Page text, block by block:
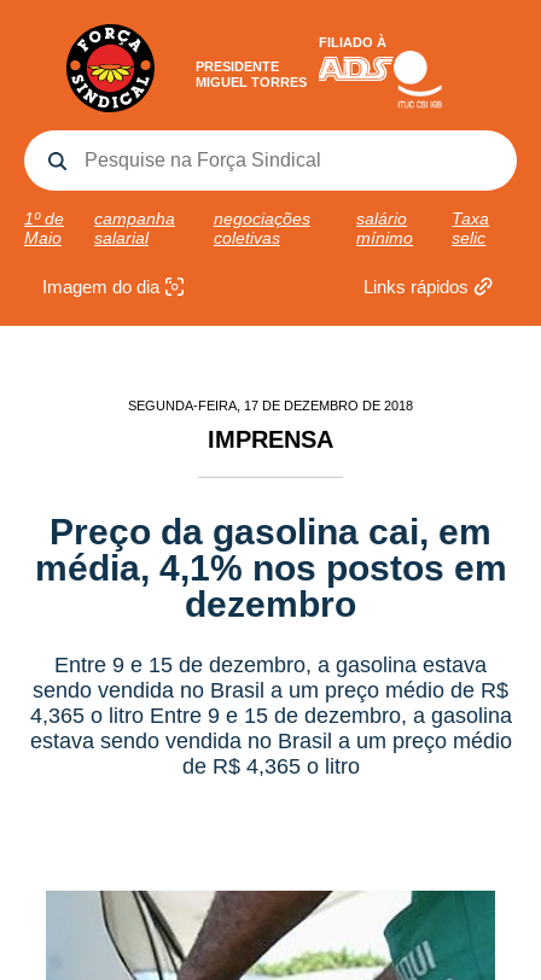
PRESIDENTE
MIGUEL TORRES
FILIADO À
1º de
Maio
campanha
salarial
negociações
coletivas
salário
mínimo
Taxa
selic
Imagem do dia Links rápidos
SEGUNDA-FEIRA, 17 DE DEZEMBRO DE 2018
IMPRENSA
Preço da gasolina cai, em
média, 4,1% nos postos em
dezembro
Entre 9 e 15 de dezembro, a gasolina estava
sendo vendida no Brasil a um preço médio de R$
4,365 o litro Entre 9 e 15 de dezembro, a gasolina
estava sendo vendida no Brasil a um preço médio
de R$ 4,365 o litro